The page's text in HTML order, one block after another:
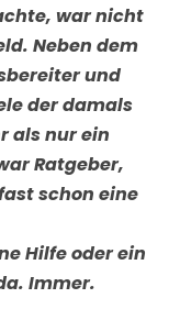
war nicht
Neben dem
und
der damals
als nur ein
Ratgeber,
schon eine
Hilfe oder ein
Immer.